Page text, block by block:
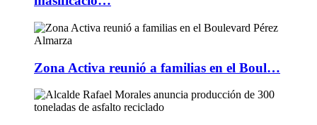
Zona Activa reunió a familias en el Boul…